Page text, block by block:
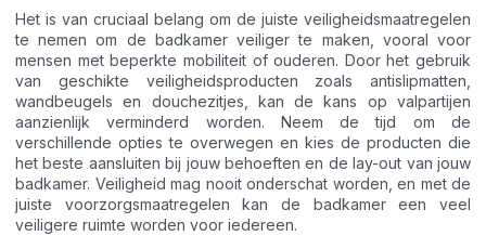
Het is van cruciaal belang om de juiste veiligheidsmaatregelen
te nemen om de badkamer veiliger te maken, vooral voor
mensen met beperkte mobiliteit of ouderen. Door het gebruik
van geschikte veiligheidsproducten zoals antislipmatten,
wandbeugels en douchezitjes, kan de kans op valpartijen
aanzienlijk verminderd worden. Neem de tijd om de
verschillende opties te overwegen en kies de producten die
het beste aansluiten bij jouw behoeften en de lay-out van jouw
badkamer. Veiligheid mag nooit onderschat worden, en met de
juiste voorzorgsmaatregelen kan de badkamer een veel
veiligere ruimte worden voor iedereen.